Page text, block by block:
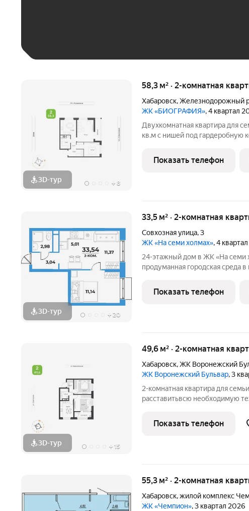
3D-тур + 8
58,3 м² · 2-комнатная
Хабаровск,Железнодорожный
ЖК «БИОГРАФИЯ», 4 квартал
Двухкомнатная квартира для семейной пары
кв.м с нишей под гардеробную комнату; Мастер-
увеличенную лоджию с угловым
кухня правильной
Показать телефон
3D-тур + 20
33,5 м² · 2-комнатная
Совхозная улица,3
ЖК «На семи холмах», 4
24-этажный дом в ЖК «На семи
продуманная городская среда
создают гармоничную
Архитектурную
Показать телефон
3D-тур + 15
49,6 м² · 2-комнатная
Хабаровск,ЖК Воронежский
ЖК Воронежский Бульвар, 3
2-комнатная квартира для
расставитьвсю необходимую
на дополнительные шкафы и
отличным местом для
Показать телефон
55,3 м² · 2-комнатная
Хабаровск,жилой комплекс
ЖК «Чемпион», 3 квартал 2026